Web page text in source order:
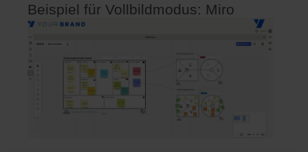
Beispiel für Vollbildmodus: Miro